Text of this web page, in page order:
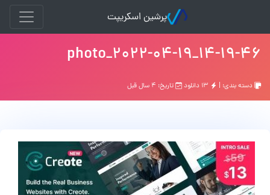
پرشین اسکریپت
photo_2022-04-19_14-19-46
دسته بندی: | تاریخ: ۴ سال قبل